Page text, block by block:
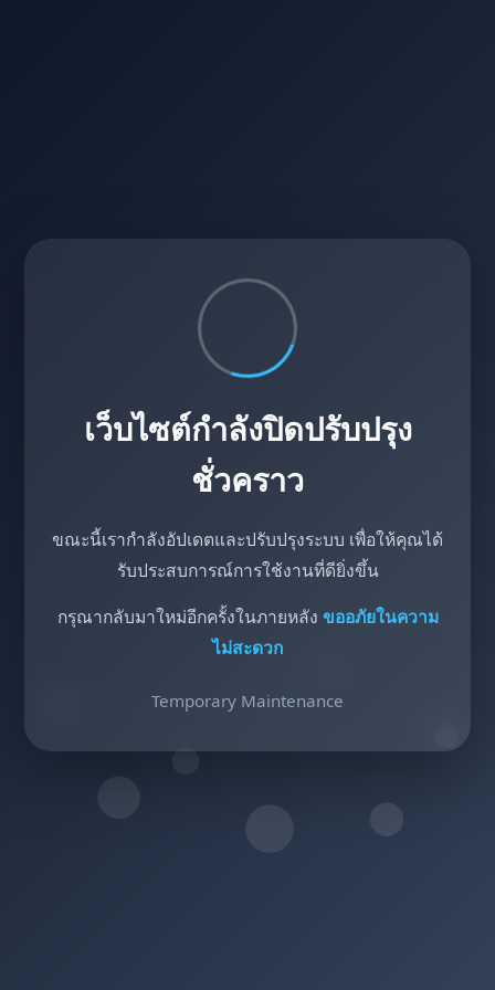
เว็บไซต์กำลังปิดปรับปรุง
ชั่วคราว
ขณะนี้เรากำลังอัปเดตและปรับปรุงระบบ เพื่อให้คุณได้
รับประสบการณ์การใช้งานที่ดียิ่งขึ้น
กรุณากลับมาใหม่อีกครั้งในภายหลัง ขออภัยในความ
ไม่สะดวก
Temporary Maintenance